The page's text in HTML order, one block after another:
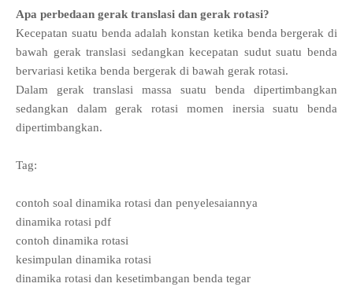
Apa perbedaan gerak translasi dan gerak rotasi?
Kecepatan suatu benda adalah konstan ketika benda bergerak di
bawah gerak translasi sedangkan kecepatan sudut suatu benda
bervariasi ketika benda bergerak di bawah gerak rotasi.
Dalam gerak translasi massa suatu benda dipertimbangkan
sedangkan dalam gerak rotasi momen inersia suatu benda
dipertimbangkan.
Tag:
contoh soal dinamika rotasi dan penyelesaiannya
dinamika rotasi pdf
contoh dinamika rotasi
kesimpulan dinamika rotasi
dinamika rotasi dan kesetimbangan benda tegar